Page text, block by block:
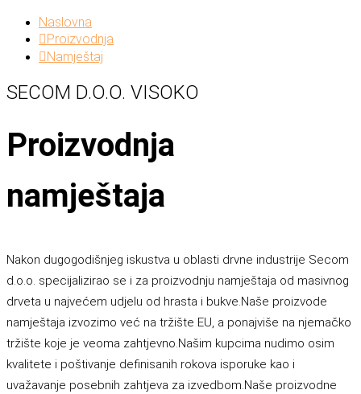
Naslovna
Proizvodnja
Namještaj
SECOM D.O.O. VISOKO
Proizvodnja
namještaja
Nakon dugogodišnjeg iskustva u oblasti drvne industrije Secom
d.o.o. specijalizirao se i za proizvodnju namještaja od masivnog
drveta u najvećem udjelu od hrasta i bukve.Naše proizvode
namještaja izvozimo već na tržište EU, a ponajviše na njemačko
tržište koje je veoma zahtjevno.Našim kupcima nudimo osim
kvalitete i poštivanje definisanih rokova isporuke kao i
uvažavanje posebnih zahtjeva za izvedbom.Naše proizvodne